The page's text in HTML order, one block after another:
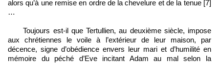
alors qu’à une remise en ordre de la chevelure et de la tenue [7]
…
Toujours est-il que Tertullien, au deuxième siècle, impose
aux chrétiennes le voile à l’extérieur de leur maison, par
décence, signe d’obédience envers leur mari et d’humilité en
mémoire du péché d’Eve incitant Adam au mal selon la